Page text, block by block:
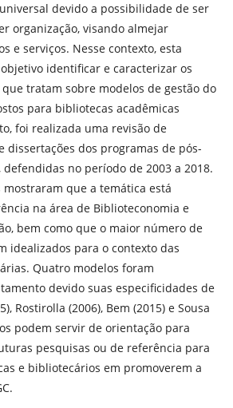
devido a possibilidade de ser
organização, visando almejar
e serviços. Nesse contexto, esta
identificar e caracterizar os
tratam sobre modelos de gestão do
para bibliotecas acadêmicas
foi realizada uma revisão de
dissertações dos programas de pós-
no período de 2003 a 2018.
mostraram que a temática está
na área de Biblioteconomia e
bem como que o maior número de
idealizados para o contexto das
Quatro modelos foram
devido suas especificidades de
Rostirolla (2006), Bem (2015) e Sousa
podem servir de orientação para
pesquisas ou de referência para
e bibliotecários em promoverem a